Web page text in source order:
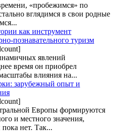
«пробежимся» по
вглядимся в свои родные
как инструмент
познавательного туризм
явлений
время он приобрел
влияния на...
зарубежный опыт и
Европы формируются
и местного значения,
нет. Так...